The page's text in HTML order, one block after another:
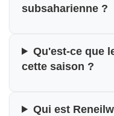
subsaharienne ?
Qu'est-ce que
cette saison ?
Qui est